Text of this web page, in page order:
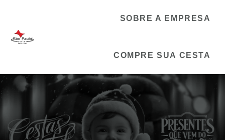
SOBRE A EMPRESA
COMPRE SUA CESTA